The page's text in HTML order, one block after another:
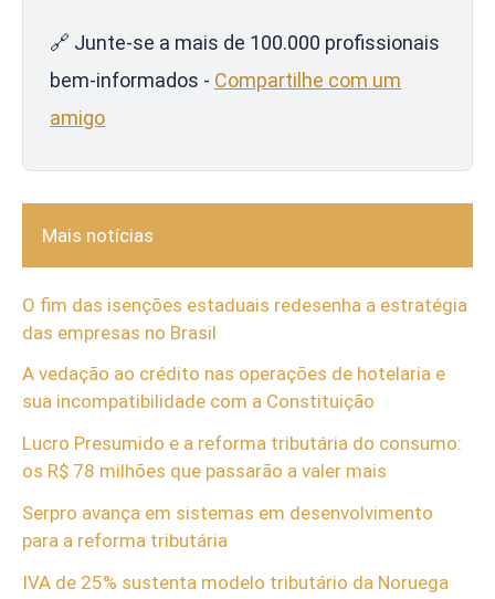
🔗 Junte-se a mais de 100.000 profissionais
bem-informados - Compartilhe com um
amigo
Mais notícias
O fim das isenções estaduais redesenha a estratégia
das empresas no Brasil
A vedação ao crédito nas operações de hotelaria e
sua incompatibilidade com a Constituição
Lucro Presumido e a reforma tributária do consumo:
os R$ 78 milhões que passarão a valer mais
Serpro avança em sistemas em desenvolvimento
para a reforma tributária
IVA de 25% sustenta modelo tributário da Noruega